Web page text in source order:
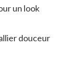
un look
douceur